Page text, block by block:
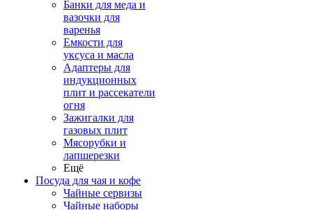
Банки для меда и
вазочки для
варенья
Емкости для
уксуса и масла
Адаптеры для
индукционных
плит и рассекатели
огня
Зажигалки для
газовых плит
Мясорубки и
лапшерезки
Ещё
Посуда для чая и кофе
Чайные сервизы
Чайные наборы